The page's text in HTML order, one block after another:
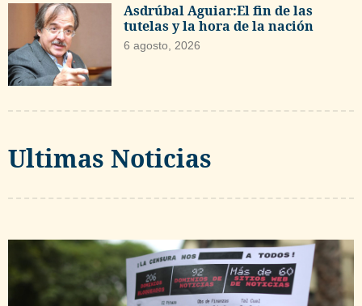
Asdrúbal Aguiar:El fin de las
tutelas y la hora de la nación
6 agosto, 2026
Ultimas Noticias